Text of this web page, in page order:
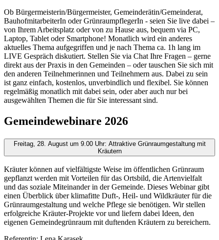
Ob Bürgermeisterin/Bürgermeister, Gemeinderätin/Gemeinderat,
BauhofmitarbeiterIn oder GrünraumpflegerIn - seien Sie live dabei –
von Ihrem Arbeitsplatz oder von zu Hause aus, bequem via PC,
Laptop, Tablet oder Smartphone! Monatlich wird ein anderes
aktuelles Thema aufgegriffen und je nach Thema ca. 1h lang im
LIVE Gespräch diskutiert. Stellen Sie via Chat Ihre Fragen – gerne
direkt aus der Praxis in den Gemeinden – oder tauschen Sie sich mit
den anderen Teilnehmerinnen und Teilnehmern aus. Dabei zu sein
ist ganz einfach, kostenlos, unverbindlich und flexibel. Sie können
regelmäßig monatlich mit dabei sein, oder aber auch nur bei
ausgewählten Themen die für Sie interessant sind.
Gemeindewebinare 2026
Freitag, 28. August um 9.00 Uhr: Attraktive Grünraumgestaltung mit
Kräutern
Kräuter können auf vielfältigste Weise im öffentlichen Grünraum
gepflanzt werden mit Vorteilen für das Ortsbild, die Artenvielfalt
und das soziale Miteinander in der Gemeinde. Dieses Webinar gibt
einen Überblick über klimafitte Duft-, Heil- und Wildkräuter für die
Grünraumgestaltung und welche Pflege sie benötigen. Wir stellen
erfolgreiche Kräuter-Projekte vor und liefern dabei Ideen, den
eigenen Gemeindegrünraum mit duftenden Kräutern zu bereichern.